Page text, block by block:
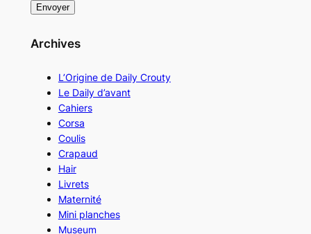
Archives
L’Origine de Daily Crouty
Le Daily d’avant
Cahiers
Corsa
Coulis
Crapaud
Hair
Livrets
Maternité
Mini planches
Museum